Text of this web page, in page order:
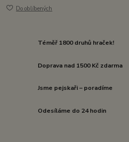
Do oblíbených
Téměř 1800 druhů hraček!
Doprava nad 1500 Kč zdarma
Jsme pejskaři – poradíme
Odesíláme do 24 hodin